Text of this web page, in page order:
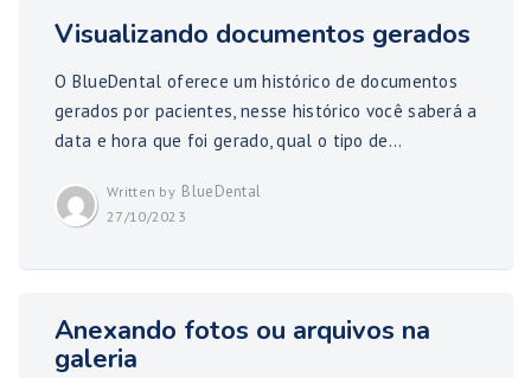
Visualizando documentos gerados
O BlueDental oferece um histórico de documentos
gerados por pacientes, nesse histórico você saberá a
data e hora que foi gerado, qual o tipo de...
Written by BlueDental
27/10/2023
Anexando fotos ou arquivos na
galeria